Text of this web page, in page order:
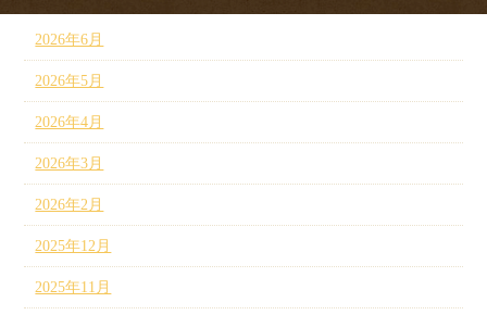
2026年6月
2026年5月
2026年4月
2026年3月
2026年2月
2025年12月
2025年11月